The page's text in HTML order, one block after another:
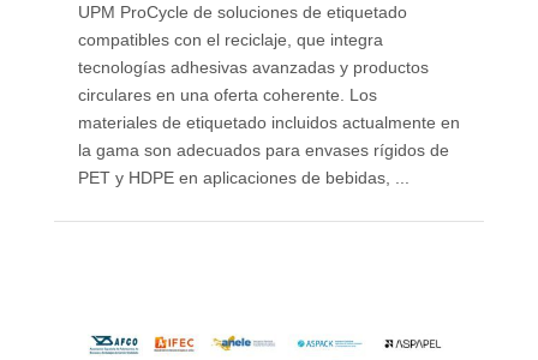
UPM ProCycle de soluciones de etiquetado
compatibles con el reciclaje, que integra
tecnologías adhesivas avanzadas y productos
circulares en una oferta coherente. Los
materiales de etiquetado incluidos actualmente en
la gama son adecuados para envases rígidos de
PET y HDPE en aplicaciones de bebidas, ...